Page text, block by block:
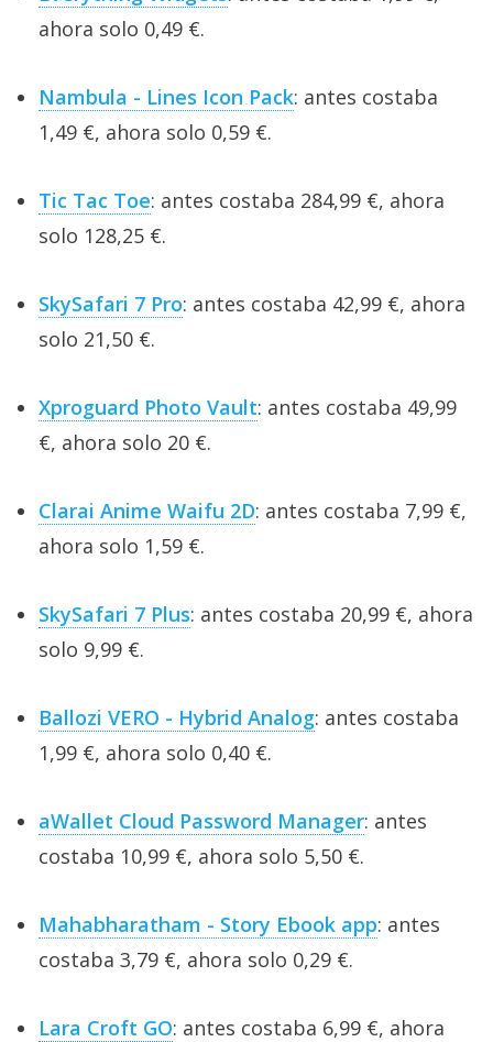
ahora solo 0,49 €.
Nambula - Lines Icon Pack: antes costaba
1,49 €, ahora solo 0,59 €.
Tic Tac Toe: antes costaba 284,99 €, ahora
solo 128,25 €.
SkySafari 7 Pro: antes costaba 42,99 €, ahora
solo 21,50 €.
Xproguard Photo Vault: antes costaba 49,99
€, ahora solo 20 €.
Clarai Anime Waifu 2D: antes costaba 7,99 €,
ahora solo 1,59 €.
SkySafari 7 Plus: antes costaba 20,99 €, ahora
solo 9,99 €.
Ballozi VERO - Hybrid Analog: antes costaba
1,99 €, ahora solo 0,40 €.
aWallet Cloud Password Manager: antes
costaba 10,99 €, ahora solo 5,50 €.
Mahabharatham - Story Ebook app: antes
costaba 3,79 €, ahora solo 0,29 €.
Lara Croft GO: antes costaba 6,99 €, ahora